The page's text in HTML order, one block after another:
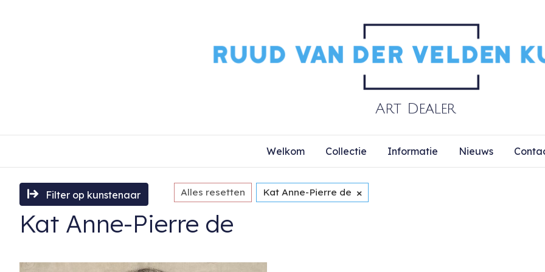
Welkom Collectie Informatie Nieuws
Filter op kunstenaar Alles resetten Kat Anne-Pierre de ×
Kat Anne-Pierre de